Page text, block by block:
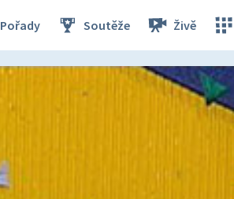
Pořady Soutěže Živě